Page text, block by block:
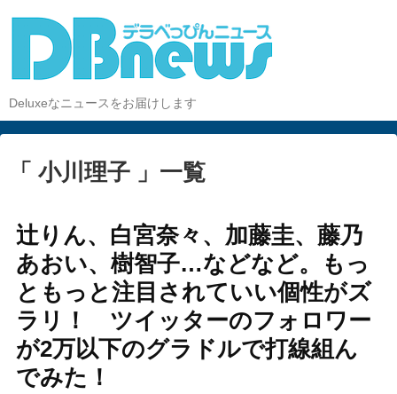
Deluxeなニュースをお届けします
「 小川理子 」一覧
辻りん、白宮奈々、加藤圭、藤乃
あおい、樹智子…などなど。もっ
ともっと注目されていい個性がズ
ラリ！ ツイッターのフォロワー
が2万以下のグラドルで打線組ん
でみた！